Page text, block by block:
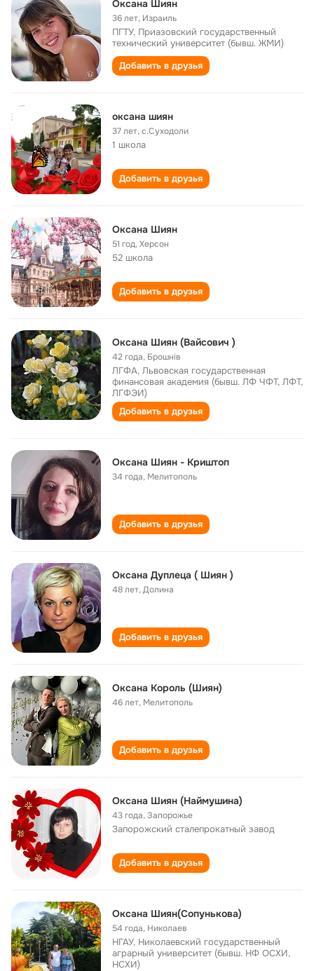
Оксана Шиян
36 лет, Израиль
ПГТУ, Приазовский государственный
технический университет (бывш. ЖМИ)
Добавить в друзья
оксана шиян
37 лет,с.Суходоли
1 школа
Добавить в друзья
Оксана Шиян
51 год,Херсон
52 школа
Добавить в друзья
Оксана Шиян (Вайсович )
42 года, Брошнів
ЛГФА, Львовская государственная
финансовая академия (бывш. ЛФ ЧФТ, ЛФТ,
ЛГФЭИ)
Добавить в друзья
Оксана Шиян - Криштоп
34 года, Мелитополь
Добавить в друзья
Оксана Дуплеца ( Шиян )
48 лет,Долина
Добавить в друзья
Оксана Король (Шиян)
46 лет, Мелитополь
Добавить в друзья
Оксана Шиян (Наймушина)
43 года,Запорожье
Запорожский сталепрокатный завод
Добавить в друзья
Оксана Шиян(Сопунькова)
54 года, Николаев
НГАУ, Николаевский государственный
аграрный университет (бывш. НФ ОСХИ,
НСХИ)